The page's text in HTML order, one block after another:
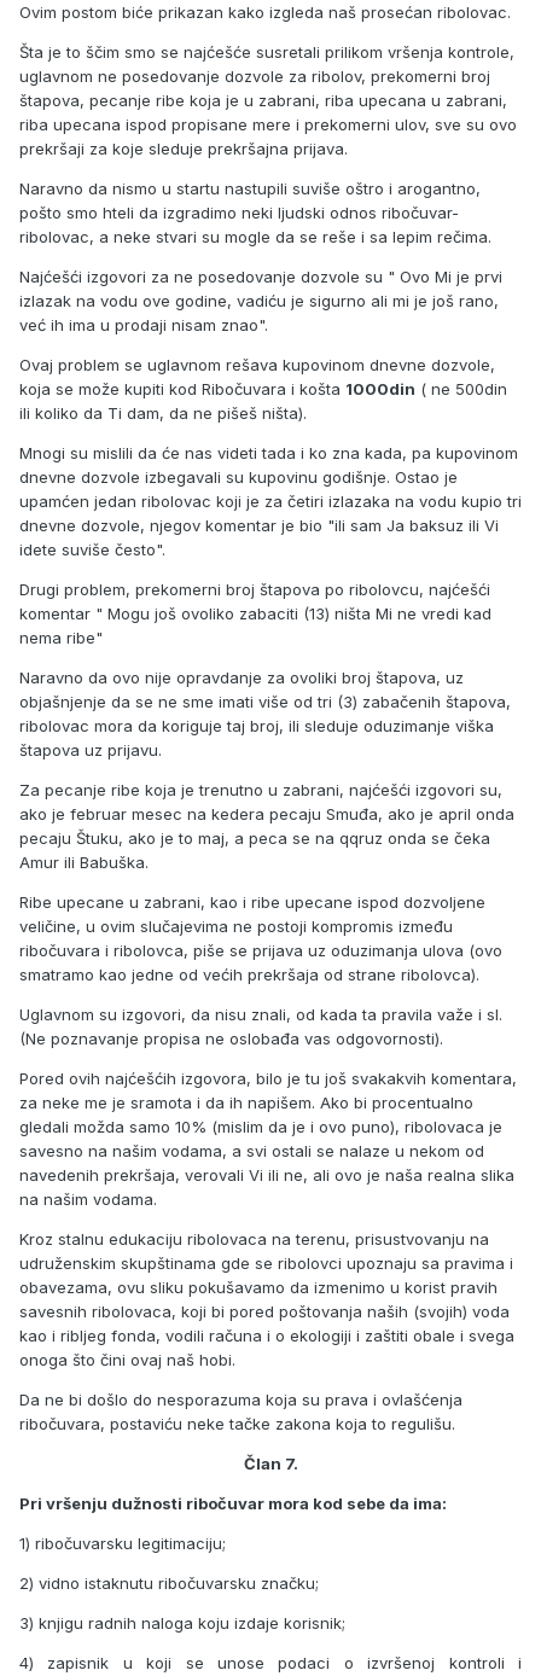
Ovim postom biće prikazan kako izgleda naš prosećan ribolovac.
Šta je to ščim smo se najćešće susretali prilikom vršenja kontrole,
uglavnom ne posedovanje dozvole za ribolov, prekomerni broj
štapova, pecanje ribe koja je u zabrani, riba upecana u zabrani,
riba upecana ispod propisane mere i prekomerni ulov, sve su ovo
prekršaji za koje sleduje prekršajna prijava.
Naravno da nismo u startu nastupili suviše oštro i arogantno,
pošto smo hteli da izgradimo neki ljudski odnos ribočuvar-
ribolovac, a neke stvari su mogle da se reše i sa lepim rečima.
Najćešći izgovori za ne posedovanje dozvole su " Ovo Mi je prvi
izlazak na vodu ove godine, vadiću je sigurno ali mi je još rano,
već ih ima u prodaji nisam znao".
Ovaj problem se uglavnom rešava kupovinom dnevne dozvole,
koja se može kupiti kod Ribočuvara i košta 1000din ( ne 500din
ili koliko da Ti dam, da ne pišeš ništa).
Mnogi su mislili da će nas videti tada i ko zna kada, pa kupovinom
dnevne dozvole izbegavali su kupovinu godišnje. Ostao je
upamćen jedan ribolovac koji je za četiri izlazaka na vodu kupio tri
dnevne dozvole, njegov komentar je bio "ili sam Ja baksuz ili Vi
idete suviše često".
Drugi problem, prekomerni broj štapova po ribolovcu, najćešći
komentar " Mogu još ovoliko zabaciti (13) ništa Mi ne vredi kad
nema ribe"
Naravno da ovo nije opravdanje za ovoliki broj štapova, uz
objašnjenje da se ne sme imati više od tri (3) zabačenih štapova,
ribolovac mora da koriguje taj broj, ili sleduje oduzimanje viška
štapova uz prijavu.
Za pecanje ribe koja je trenutno u zabrani, najćešći izgovori su,
ako je februar mesec na kedera pecaju Smuđa, ako je april onda
pecaju Štuku, ako je to maj, a peca se na qqruz onda se čeka
Amur ili Babuška.
Ribe upecane u zabrani, kao i ribe upecane ispod dozvoljene
veličine, u ovim slučajevima ne postoji kompromis između
ribočuvara i ribolovca, piše se prijava uz oduzimanja ulova (ovo
smatramo kao jedne od većih prekršaja od strane ribolovca).
Uglavnom su izgovori, da nisu znali, od kada ta pravila važe i sl.
(Ne poznavanje propisa ne oslobađa vas odgovornosti).
Pored ovih najćešćih izgovora, bilo je tu još svakakvih komentara,
za neke me je sramota i da ih napišem. Ako bi procentualno
gledali možda samo 10% (mislim da je i ovo puno), ribolovaca je
savesno na našim vodama, a svi ostali se nalaze u nekom od
navedenih prekršaja, verovali Vi ili ne, ali ovo je naša realna slika
na našim vodama.
Kroz stalnu edukaciju ribolovaca na terenu, prisustvovanju na
udruženskim skupštinama gde se ribolovci upoznaju sa pravima i
obavezama, ovu sliku pokušavamo da izmenimo u korist pravih
savesnih ribolovaca, koji bi pored poštovanja naših (svojih) voda
kao i ribljeg fonda, vodili računa i o ekologiji i zaštiti obale i svega
onoga što čini ovaj naš hobi.
Da ne bi došlo do nesporazuma koja su prava i ovlašćenja
ribočuvara, postaviću neke tačke zakona koja to regulišu.
Član 7.
Pri vršenju dužnosti ribočuvar mora kod sebe da ima:
1) ribočuvarsku legitimaciju;
2) vidno istaknutu ribočuvarsku značku;
3) knjigu radnih naloga koju izdaje korisnik;
4) zapisnik u koji se unose podaci o izvršenoj kontroli i